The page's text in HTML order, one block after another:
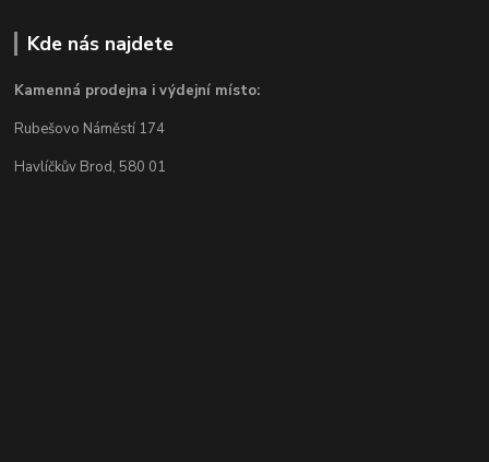
Kde nás najdete
Kamenná prodejna i výdejní místo:
Rubešovo Náměstí 174
Havlíčkův Brod, 580 01